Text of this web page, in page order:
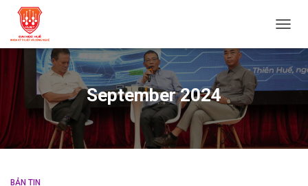
September 2024
BẢN TIN